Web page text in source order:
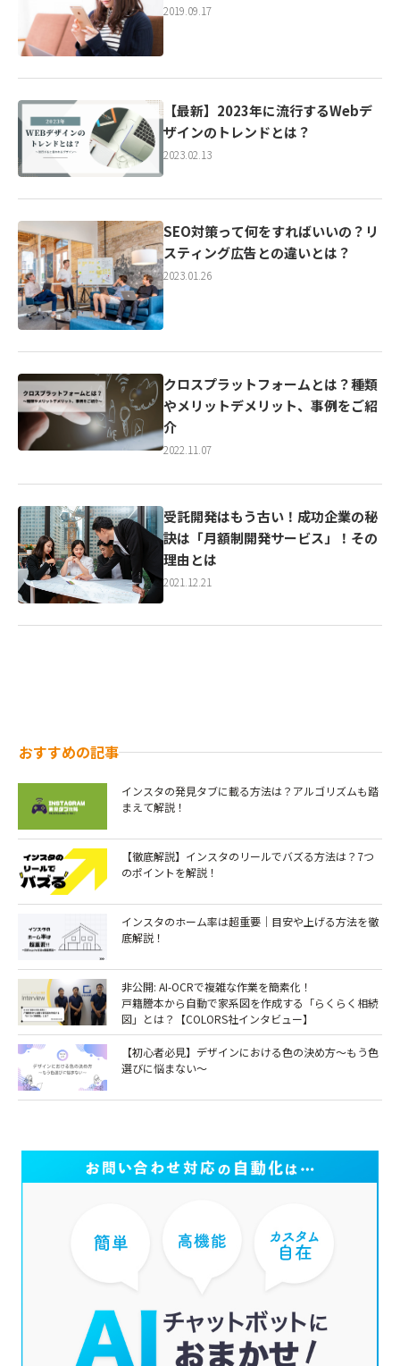
2019.09.17
【最新】2023年に流行するWebデ
ザインのトレンドとは？
2023.02.13
SEO対策って何をすればいいの？リ
スティング広告との違いとは？
2023.01.26
クロスプラットフォームとは？種類
やメリットデメリット、事例をご紹
介
2022.11.07
受託開発はもう古い！成功企業の秘
訣は「月額制開発サービス」！その
理由とは
2021.12.21
おすすめの記事
インスタの発見タブに載る方法は？アルゴリズムも踏
まえて解説！
【徹底解説】インスタのリールでバズる方法は？7つ
のポイントを解説！￼
インスタのホーム率は超重要｜目安や上げる方法を徹
底解説！
非公開: AI-OCRで複雑な作業を簡素化！
戸籍謄本から自動で家系図を作成する「らくらく相続
図」とは？【COLORS社インタビュー】
【初心者必見】デザインにおける色の決め方～もう色
選びに悩まない～